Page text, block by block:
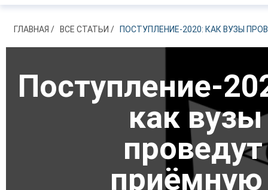
ГЛАВНАЯ ВСЕ СТАТЬИ ПОСТУПЛЕНИЕ-2020: КАК ВУЗЫ
Поступление-
как вузы
проведут
приёмную